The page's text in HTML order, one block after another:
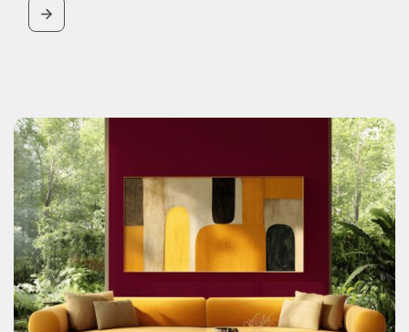
BUTTON